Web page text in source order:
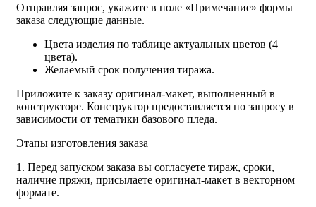
Отправляя запрос, укажите в поле «Примечание» формы
заказа следующие данные.
Цвета изделия по таблице актуальных цветов (4
цвета).
Желаемый срок получения тиража.
Приложите к заказу оригинал-макет, выполненный в
конструкторе. Конструктор предоставляется по запросу в
зависимости от тематики базового пледа.
Этапы изготовления заказа
1. Перед запуском заказа вы согласуете тираж, сроки,
наличие пряжи, присылаете оригинал-макет в векторном
формате.